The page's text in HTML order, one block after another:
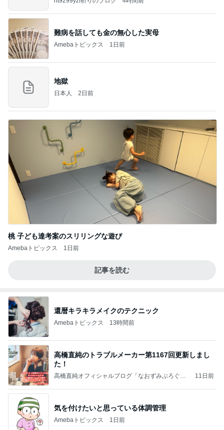
難病を話しても金の無心した実母
Amebaトピックス 1日前
地獄
日本人 2日前
桃 子ども達考案のスリリングな遊び
Amebaトピックス 1日前
記事を読む
還暦キラキラメイクのテクニック
Amebaトピックス 13時間前
高橋直純のトラブルメーカー第1167回更新しまし
た！
高橋直純オフィシャルブログ「なおずみぶろぐ」
11日前
気を付けたいと思っている体調管理
Amebaトピックス 1日前